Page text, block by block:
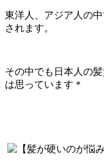
東洋人、アジア人の
されます。
その中でも日本人の
は思っています＊